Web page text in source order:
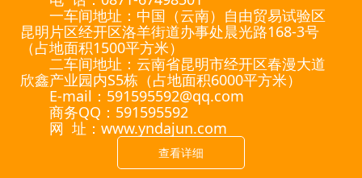
一车间地址：中国（云南）自由贸易试验区
昆明片区经开区洛羊街道办事处晨光路168-3号
（占地面积1500平方米）
二车间地址：云南省昆明市经开区春漫大道
欣鑫产业园内S5栋（占地面积6000平方米）
E-mail：591595592@qq.com
商务QQ：591595592
网 址：www.yndajun.com
查看详细